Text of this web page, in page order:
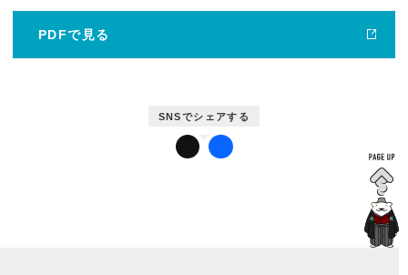
PDFで見る